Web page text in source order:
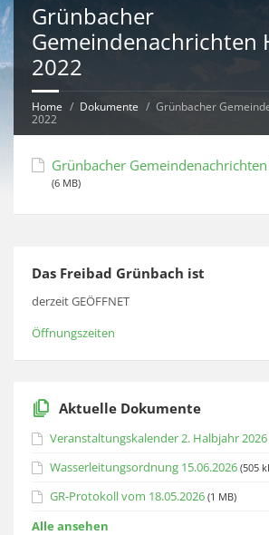
Grünbacher
Gemeindenachrichten
2022
Home Dokumente
Grünbacher
2022
Grünbacher
(6 MB)
Das Freibad Grünbach ist
derzeit GEÖFFNET
Öffnungszeiten
Aktuelle Dokumente
Veranstaltungskalender 2. Halbjahr 2026
Wasserleitungsordnung 15.06.2026 (505
GR-Protokoll vom 18.05.2026 (1 MB)
Alle ansehen